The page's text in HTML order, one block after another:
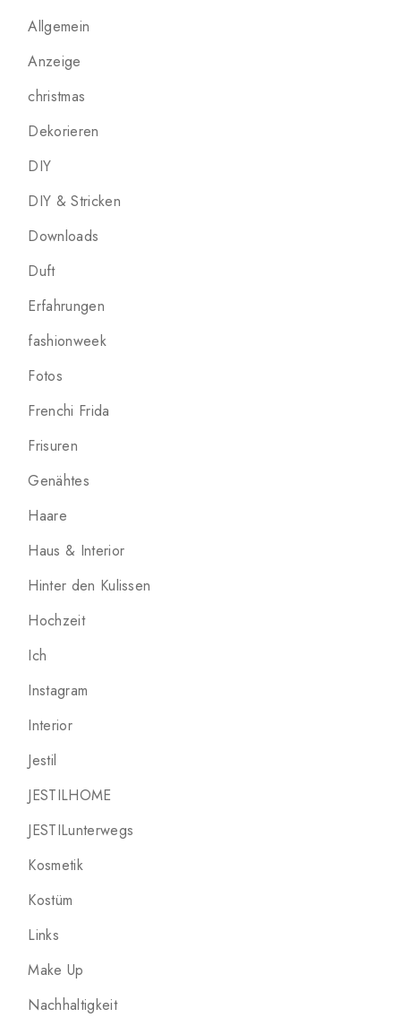
Allgemein
Anzeige
christmas
Dekorieren
DIY
DIY & Stricken
Downloads
Duft
Erfahrungen
fashionweek
Fotos
Frenchi Frida
Frisuren
Genähtes
Haare
Haus & Interior
Hinter den Kulissen
Hochzeit
Ich
Instagram
Interior
Jestil
JESTILHOME
JESTILunterwegs
Kosmetik
Kostüm
Links
Make Up
Nachhaltigkeit